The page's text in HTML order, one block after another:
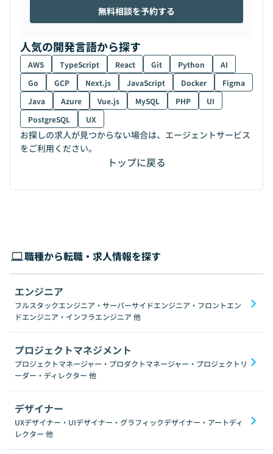
無料相談を予約する
人気の開発言語から探す
AWS TypeScript React Git Python
AI
Go
GCP Next.js JavaScript Docker
Figma
Java
Azure Vue.js MySQL PHP
UI
PostgreSQL
UX
お探しの求人が見つからない場合は、エージェントサービス
をご利用ください。
トップに戻る
職種から転職・求人情報を探す
エンジニア
フルスタックエンジニア・サーバーサイドエンジニア・フロントエン
ドエンジニア・インフラエンジニア 他
プロジェクトマネジメント
プロジェクトマネージャー・プロダクトマネージャー・プロジェクトリ
ーダー・ディレクター 他
デザイナー
UXデザイナー・UIデザイナー・グラフィックデザイナー・アートディ
レクター 他